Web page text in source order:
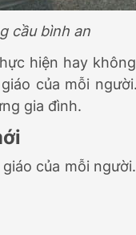
cầu bình an
hiện hay
của mỗi
gia đình.
của mỗi